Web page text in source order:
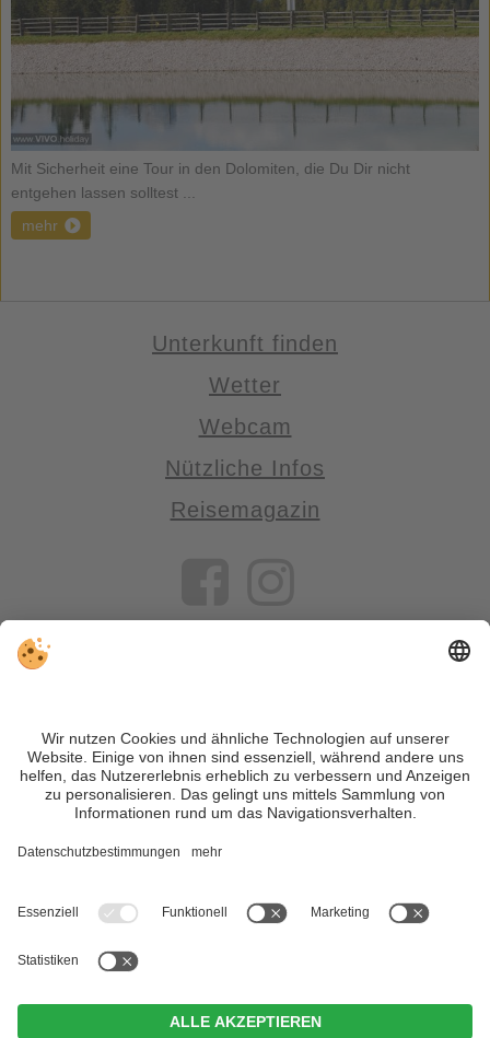
Mit Sicherheit eine Tour in den Dolomiten, die Du Dir nicht
entgehen lassen solltest ...
mehr
Unterkunft finden
Wetter
Webcam
Nützliche Infos
Reisemagazin
VIVOSüdtirol ist das Reiseportal für alle, die Südtirol nicht nur
besuchen, sondern wirklich erleben wollen – inklusive Tipps,
tollen Unterkünften und Angeboten.
Trotz genauer Arbeit und ständigem Aktualisieren der Inhalte,
Informieren Sie sich sicherheitshalber nochmals beim
Einstellungen | MwSt.-Nr. IT02365710215